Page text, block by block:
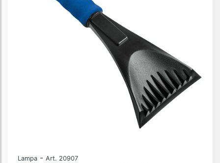
Lampa - Art. 20907